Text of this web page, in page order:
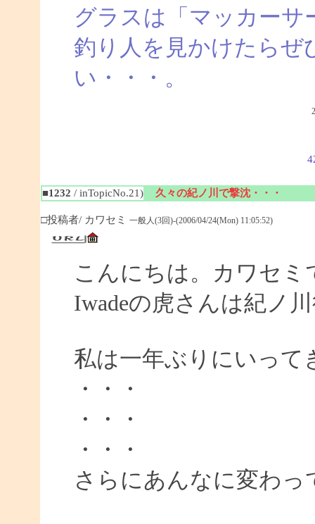
グラスは「マッカー
釣り人を見かけたらぜ
い・・・。
■1232 / inTopicNo.21) 久々の紀ノ川で撃沈・・・
□投稿者/ カワセミ 一般人(3回)-(2006/04/24(Mon) 11:05:52)
こんにちは。カワセミ
Iwadeの虎さんは紀ノ
私は一年ぶりにいって
・・・
・・・
・・・
さらにあんなに変わ